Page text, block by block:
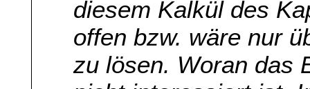
diesem Kalkül des
offen bzw. wäre nur
zu lösen. Woran das